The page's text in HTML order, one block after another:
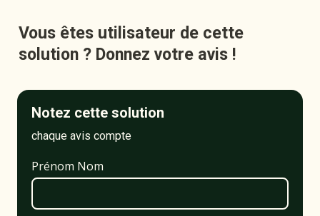
Vous êtes utilisateur de cette
solution ? Donnez votre avis !
Notez cette solution
chaque avis compte
Prénom Nom